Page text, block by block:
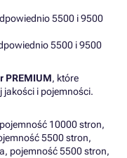
5500 i 9500
5500 i 9500
PREMIUM, które
jakości i pojemności.
10000 stron,
5500 stron,
pojemność 5500 stron,